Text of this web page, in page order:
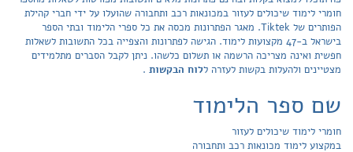
חומרי לימוד שיכולים לעזור במכונאות רכב ותחבורה שהועלו על ידי חברי קהילת
הפותרים של Tiktek. מאגר הפתרונות מכסה את כל ספרי הלימוד ובתי הספר
בישראל ב-47 מקצועות לימוד. הגישה לפתרונות והצפייה בכל התשובות לשאלות
חפשית ואינה מצריכה הרשמה או תשלום כלשהו. ניתן לקבל הסברים מתלמידים
מצטיינים ולהעלות בקשות לעזרה ללוח הבקשות .
שם ספר הלימוד
חומרי לימוד שיכולים לעזור
במקצוע לימוד מכונאות רכב ותחבורה